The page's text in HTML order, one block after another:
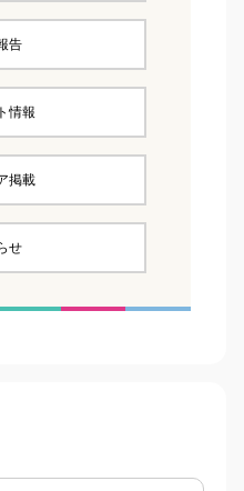
告
情報
掲載
せ